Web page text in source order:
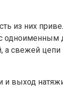
из них
свежей
и выход